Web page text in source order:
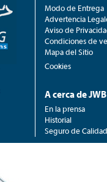
Modo de Entrega
Advertencia
Aviso de
Condiciones de
Mapa del Sitio
Cookies
A cerca de
En la prensa
Historial
Seguro de Calidad